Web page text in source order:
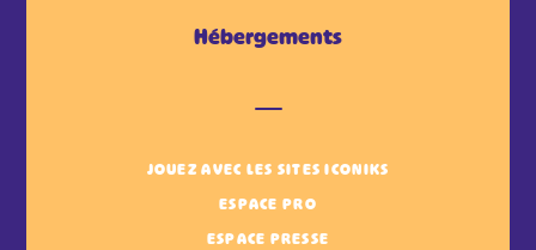
Hébergements
JOUEZ AVEC LES SITES ICONIKS
ESPACE PRO
ESPACE PRESSE